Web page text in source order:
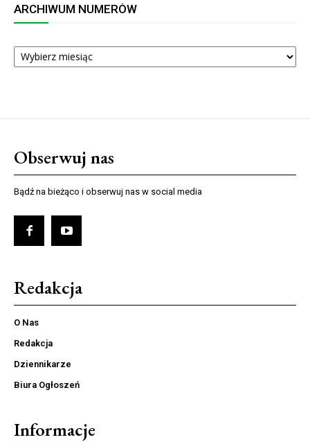
ARCHIWUM NUMERÓW
ARCHIWUM
NUMERÓW
Obserwuj nas
Bądź na bieżąco i obserwuj nas w social media
Redakcja
O Nas
Redakcja
Dziennikarze
Biura Ogłoszeń
Informacje